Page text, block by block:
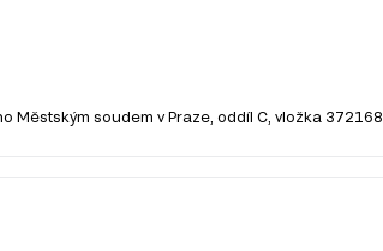
soudem v Praze, oddíl C, vložka 372168.